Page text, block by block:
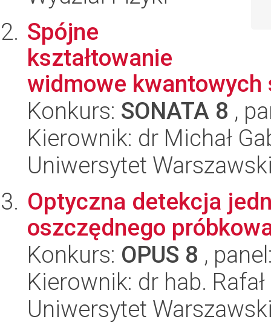
Spójne
kształtowanie
widmowe kwantowych
Konkurs: SONATA 8 ,
Kierownik: dr Michał
Uniwersytet
Optyczna detekcja
oszczędnego
Konkurs: OPUS 8 ,
Kierownik: dr hab.
Uniwersytet